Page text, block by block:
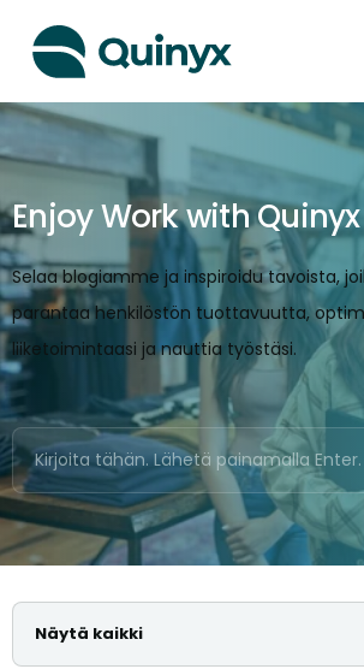
Enjoy Work with Quinyx
Selaa blogiamme ja inspiroidu tavoista,
parantaa henkilöstön tuottavuutta,
liiketoimintaasi ja nauttia työstäsi.